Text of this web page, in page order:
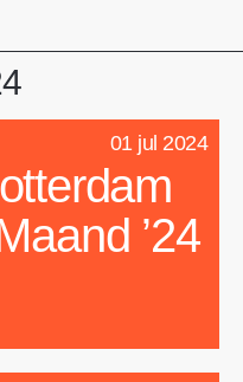
01 jul 2024
’24